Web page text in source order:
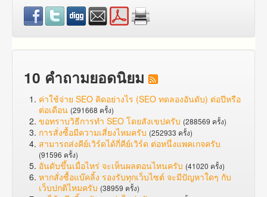
10 คำถามยอดนิยม
ค่าใช้จ่าย SEO คิดอย่างไร (SEO ทดลองอันดับ) ต่อปีหรือ
ต่อเดือน (291668 ครั้ง)
ขอทราบวิธีการทำ SEO โดยสังเขปครับ (288569 ครั้ง)
การสั่งซื้อมีความเสี่ยงไหมครับ (252933 ครั้ง)
สามารถส่งคีย์เวิร์ดได้กี่คีย์เวิร์ด ต่อหนึ่งแพคเกจครับ
(91596 ครั้ง)
อันดับขึ้นเมื่อไหร่ จะเห็นผลตอนไหนครับ (41020 ครั้ง)
หากสั่งซื้อแบ๊คลิ้ง รองรับทุกเว็บไซต์ จะมีปัญหาใดๆ กับ
เว็บปกติไหมครับ (38959 ครั้ง)